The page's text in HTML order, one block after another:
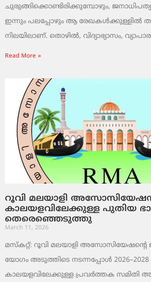
ചുരുങ്ങിക്കൊണ്ടിരിക്കുമ്പോഴും,
ഇന്നും പലപ്പോഴും ആ രേഖകൾക്കുള്ളിൽ
നിലയിലാണ്. തൊഴിൽ, വിദ്യാഭ്യാസം,
Read More »
റൂവി മലയാളി അസോസിയേഷൻ –
കാലയളവിലേക്കുള്ള പുതിയ
തെരെഞ്ഞെടുത്തു
March 11, 2026
മസ്കറ്റ്: റൂവി മലയാളി
യോഗം അടുത്തിടെ നടന്നപ്പോൾ 2026–2028
കാലയളവിലേക്കുള്ള പ്രവർത്തക സമിതി